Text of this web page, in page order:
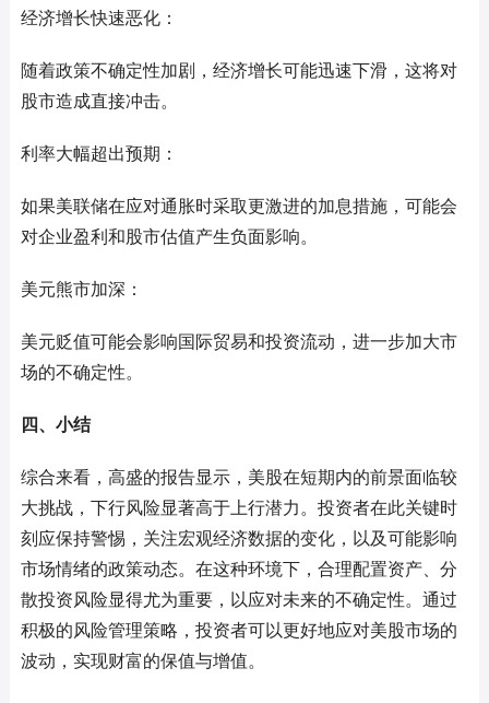
经济增长快速恶化：
随着政策不确定性加剧，经济增长可能迅速下滑，这将对
股市造成直接冲击。
利率大幅超出预期：
如果美联储在应对通胀时采取更激进的加息措施，可能会
对企业盈利和股市估值产生负面影响。
美元熊市加深：
美元贬值可能会影响国际贸易和投资流动，进一步加大市
场的不确定性。
四、小结
综合来看，高盛的报告显示，美股在短期内的前景面临较
大挑战，下行风险显著高于上行潜力。投资者在此关键时
刻应保持警惕，关注宏观经济数据的变化，以及可能影响
市场情绪的政策动态。在这种环境下，合理配置资产、分
散投资风险显得尤为重要，以应对未来的不确定性。通过
积极的风险管理策略，投资者可以更好地应对美股市场的
波动，实现财富的保值与增值。